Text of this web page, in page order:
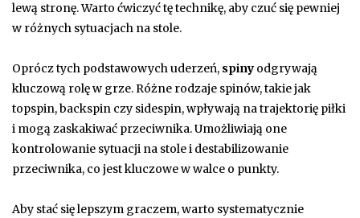
lewą stronę. Warto ćwiczyć tę technikę, aby czuć się pewniej
w różnych sytuacjach na stole.
Oprócz tych podstawowych uderzeń, spiny odgrywają
kluczową rolę w grze. Różne rodzaje spinów, takie jak
topspin, backspin czy sidespin, wpływają na trajektorię piłki
i mogą zaskakiwać przeciwnika. Umożliwiają one
kontrolowanie sytuacji na stole i destabilizowanie
przeciwnika, co jest kluczowe w walce o punkty.
Aby stać się lepszym graczem, warto systematycznie